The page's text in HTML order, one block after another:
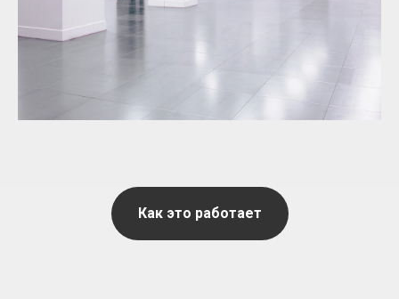
Как это работает